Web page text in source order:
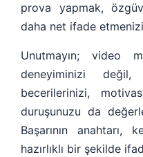
prova yapmak,
daha net ifade
Unutmayın; video
deneyiminizi
becerilerinizi,
duruşunuzu da
Başarının
hazırlıklı bir şekilde